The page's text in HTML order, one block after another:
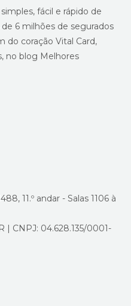
fácil e rápido de
6 milhões de segurados
do coração Vital Card,
no blog Melhores
11.º andar - Salas 1106 à
| CNPJ: 04.628.135/0001-